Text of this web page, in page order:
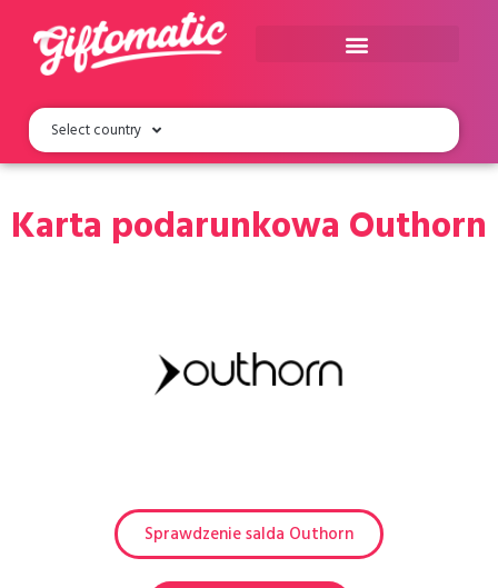
Select country
Karta podarunkowa Outhorn
Sprawdzenie salda Outhorn